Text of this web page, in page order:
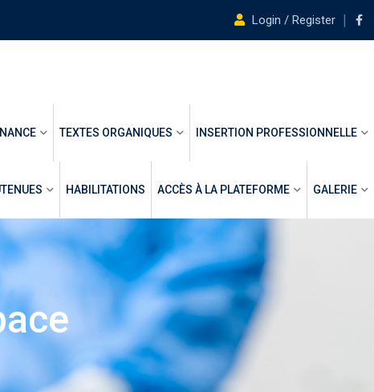
Login / Register
TEXTES ORGANIQUES INSERTION PROFESSIONNELLE
HABILITATIONS ACCÈS À LA PLATEFORME GALERIE